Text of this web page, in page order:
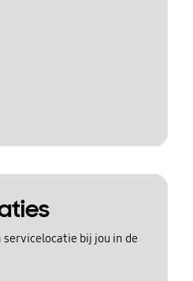
servicelocatie bij jou in de